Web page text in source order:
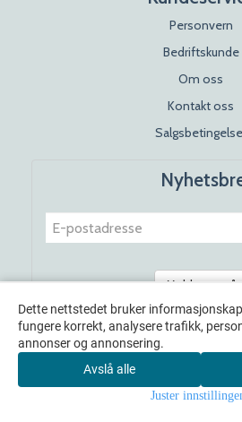
Personvern
Bedriftskunde
Om oss
Kontakt oss
Meld meg på
Dette nettstedet bruker
fungere korrekt, analysere trafikk,
annonser og annonsering.
Avslå alle
Juster